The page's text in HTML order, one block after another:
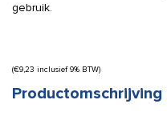
gebruik.
(€9,23 inclusief 9% BTW)
Productomschrijving